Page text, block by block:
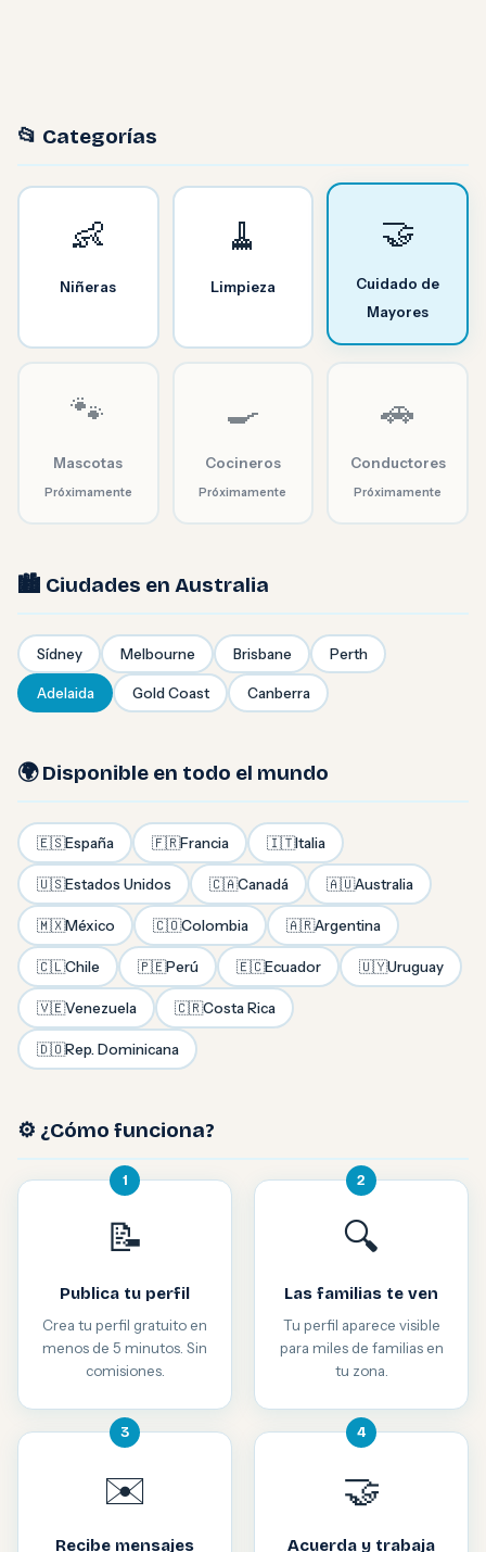
📂 Categorías
👶
Niñeras
🧹
Limpieza
🤝
Cuidado de
Mayores
🐾
Mascotas
Próximamente
🍳
Cocineros
Próximamente
🚗
Conductores
Próximamente
🏙️ Ciudades en Australia
Sídney Melbourne Brisbane Perth
Adelaida Gold Coast Canberra
🌍 Disponible en todo el mundo
🇪🇸España 🇫🇷Francia 🇮🇹Italia
🇺🇸Estados Unidos 🇨🇦Canadá 🇦🇺Australia
🇲🇽México 🇨🇴Colombia 🇦🇷Argentina
🇨🇱Chile 🇵🇪Perú 🇪🇨Ecuador 🇺🇾Uruguay
🇻🇪Venezuela 🇨🇷Costa Rica
🇩🇴Rep. Dominicana
⚙️ ¿Cómo funciona?
1
📝
Publica tu perfil
Crea tu perfil gratuito en
menos de 5 minutos. Sin
comisiones.
2
🔍
Las familias te ven
Tu perfil aparece visible
para miles de familias en
tu zona.
3
✉️
Recibe mensajes
4
🤝
Acuerda y trabaja